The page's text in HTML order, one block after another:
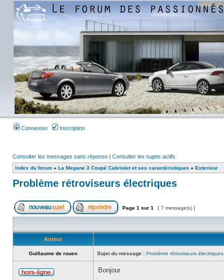
Connexion Inscription
Consulter les messages sans réponse | Consulter les sujets actifs
Index du forum » La Megane 3 Coupé Cabriolet et ses caractéristiques » Exterieur
Problème rétroviseurs électriques
Page 1 sur 1 [ 7 message(s) ]
Auteur
Guillaume de rouen Sujet du message : Problème rétroviseurs électriques
Bonjour